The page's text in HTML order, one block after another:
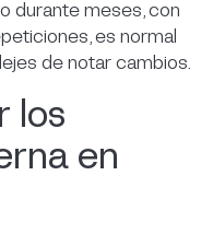
durante meses, con
es normal
de notar cambios.
los
en